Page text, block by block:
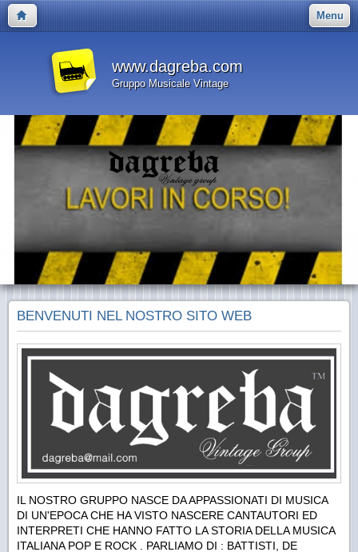
Menu
www.dagreba.com
Gruppo Musicale Vintage
BENVENUTI NEL NOSTRO SITO WEB
IL NOSTRO GRUPPO NASCE DA APPASSIONATI DI MUSICA
DI UN'EPOCA CHE HA VISTO NASCERE CANTAUTORI ED
INTERPRETI CHE HANNO FATTO LA STORIA DELLA MUSICA
ITALIANA POP E ROCK . PARLIAMO DI : BATTISTI, DE